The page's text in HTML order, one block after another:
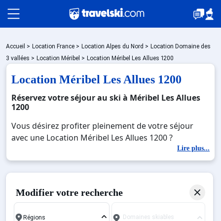
Packages
🚆Train de nuit
Bons plans
Accueil > Location France > Location Alpes du Nord > Location Domaine des
3 vallées > Location Méribel > Location Méribel Les Allues 1200
Location Méribel Les Allues 1200
Réservez votre séjour au ski à Méribel Les Allues
1200
Vous désirez profiter pleinement de votre séjour
avec une Location Méribel Les Allues 1200 ?
Découvrez nos offres de Location Méribel Les Allues
1200 pour skier sans limite à noel, jour de l'an,
février. Fermez les yeux et imaginez… Profitez de
réputée et moderne où vous pourrez mêler les
Lire plus...
Modifier votre recherche
Domaines skiables